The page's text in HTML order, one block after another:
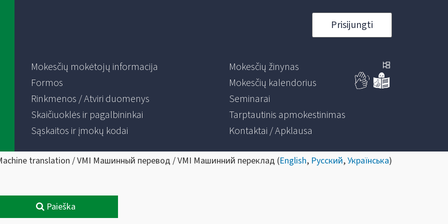
Prisijungti
Mokesčių mokėtojų informacija
Formos
Rinkmenos / Atviri duomenys
Skaičiuoklės ir pagalbininkai
Sąskaitos ir įmokų kodai
Mokesčių žinynas
Mokesčių kalendorius
Seminarai
Tarptautinis apmokestinimas
Kontaktai / Apklausa
translation / VMI Машинный перевод / VMI Машинний переклад (English, Русский,Українська)
Paieška